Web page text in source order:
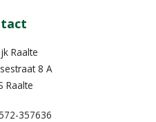
Raalte
8 A
Raalte
357636